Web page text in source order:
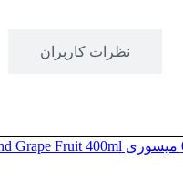
نظرات کاربران